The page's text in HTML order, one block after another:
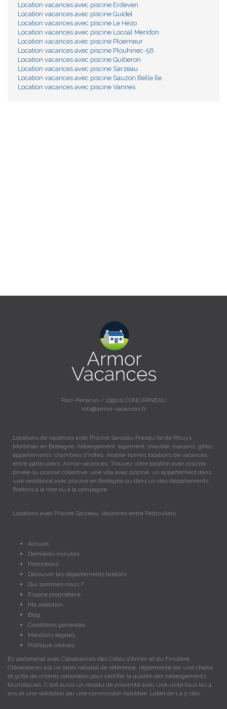
Location vacances avec piscine Erdeven
Location vacances avec piscine Guidel
Location vacances avec piscine Le Hézo
Location vacances avec piscine Locoal Mendon
Location vacances avec piscine Ploemeur
Location vacances avec piscine Plouhinec-56
Location vacances avec piscine Quiberon
Location vacances avec piscine Sarzeau
Location vacances avec piscine Sauzon Belle île
Location vacances avec piscine Vannes
Parc-Penarun / 29900 CONCARNEAU
info@armor-vacances.fr
Locations de vacances avec Piscine Sarzeau Presqu'île de Rhuys
Morbihan en Bretagne, hébergement, logement, meublé, maisons, gites,
appartements, chambres d'hôtes, mobile-homes locations de vacances
entre particuliers, Armor-vacances. Trouvez votre location avec piscine
privée ou piscine collective, une villa avec piscine, un appartement dans
une résidence avec piscine en Bretagne ou dans un des départements
Bretons à la mer ou à la campagne.
Locations avec Piscine Sarzeau, Vacances entre Particuliers
Accueil
Dernières minutes
Promotions
Découvrir les départements bretons
Qui sommes-nous ?
Espace propriétaire
Ma sélection
Blog
Conditions générales
Mentions légales
Politique cookies
En partenariat avec Clévacances des Côtes d'Armor et du Finistère,
Clévacances est un label national de référence, réglementé par une charte
et grille de critères nationales pour certifier la qualité des hébergements
touristiques. C'est aussi un réseau de proximité avec une visite tous les 4
ans et une validation par une commission habilitée. Label de 1 à 5 clés.